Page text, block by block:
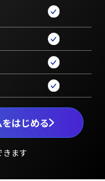
はじめる
きます